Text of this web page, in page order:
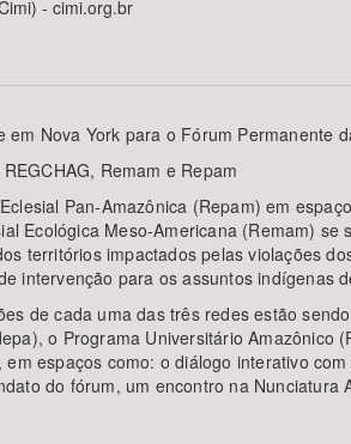
- cimi.org.br
Nova York para o Fórum Permanente
Remam e Repam
Pan-Amazônica (Repam) em
Ecológica Meso-Americana (Remam)
territórios impactados pelas violações
intervenção para os assuntos indígenas
de cada uma das três redes estão
o Programa Universitário
espaços como: o diálogo interativo
do fórum, um encontro na